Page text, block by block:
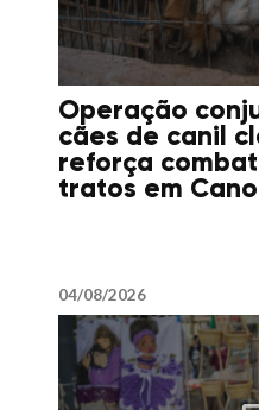
Operação
cães de canil
reforça
tratos em
04/08/2026